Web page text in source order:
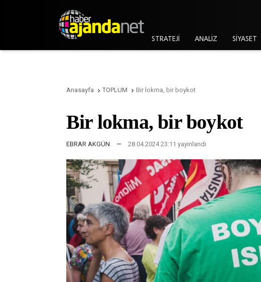
STRATEJİ ANALİZ SİYASET
Anasayfa  TOPLUM  Bir lokma, bir boykot
Bir lokma, bir boykot
EBRAR AKGÜN — 28.04.2024 23:11 yayınlandı